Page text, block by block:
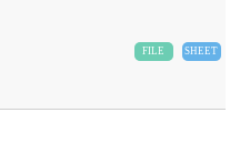
SHEET
FILE